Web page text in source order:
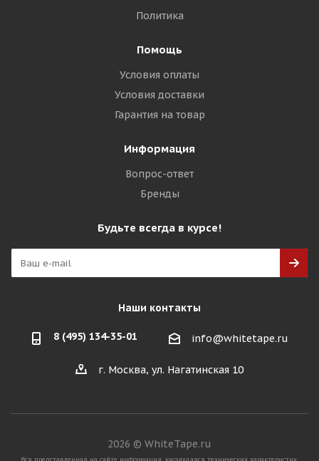
Политика
Помощь
Условия оплаты
Условия доставки
Гарантия на товар
Информация
Вопрос-ответ
Бренды
Будьте всегда в курсе!
Наши контакты
8 (495) 134-35-01 info@whitetape.ru
г. Москва, ул. Нагатинская 10
2026 © WhiteTape.ru